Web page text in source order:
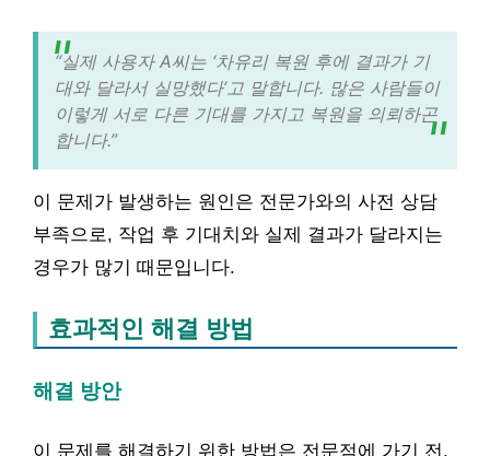
“실제 사용자 A씨는 ‘차유리 복원 후에 결과가 기
대와 달라서 실망했다’고 말합니다. 많은 사람들이
이렇게 서로 다른 기대를 가지고 복원을 의뢰하곤
합니다.”
이 문제가 발생하는 원인은 전문가와의 사전 상담
부족으로, 작업 후 기대치와 실제 결과가 달라지는
경우가 많기 때문입니다.
효과적인 해결 방법
해결 방안
이 문제를 해결하기 위한 방법은 전문점에 가기 전,